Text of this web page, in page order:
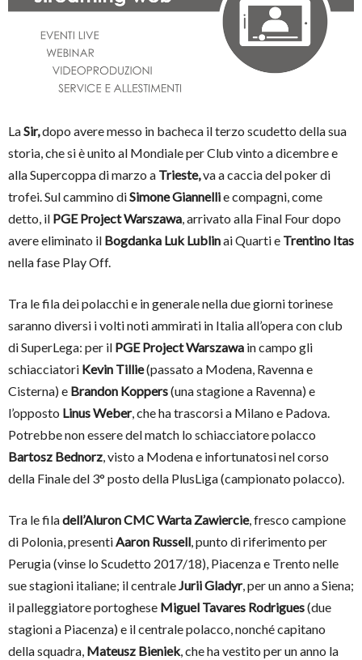
LaSir,dopo avere messo in bacheca il terzo scudetto della sua
storia, che si è unito al Mondiale per Club vinto a dicembre e
alla Supercoppa di marzo a Trieste,va a caccia del poker di
trofei. Sul cammino diSimone Giannellie compagni, come
detto, il PGE Project Warszawa, arrivato alla Final Four dopo
avere eliminato il Bogdanka Luk Lublinai Quarti e Trentino Itas
nella fase Play Off.
Tra le fila dei polacchi e in generale nella due giorni torinese
saranno diversi i volti noti ammirati in Italia all’opera con club
di SuperLega: per il PGE Project Warszawa in campo gli
schiacciatori Kevin Tillie(passato a Modena, Ravenna e
Cisterna) e Brandon Koppers(una stagione a Ravenna) e
l’opposto Linus Weber, che ha trascorsi a Milano e Padova.
Potrebbe non essere del match lo schiacciatore polacco
Bartosz Bednorz, visto a Modena e infortunatosi nel corso
della Finale del 3° posto della PlusLiga (campionato polacco).
Tra le filadell’Aluron CMC Warta Zawiercie, fresco campione
di Polonia, presentiAaron Russell, punto di riferimento per
Perugia (vinse lo Scudetto 2017/18), Piacenza e Trento nelle
sue stagioni italiane; il centraleJurii Gladyr, per un anno a Siena;
il palleggiatore portoghese Miguel Tavares Rodrigues(due
stagioni a Piacenza) e il centrale polacco, nonché capitano
della squadra, Mateusz Bieniek, che ha vestito per un anno la